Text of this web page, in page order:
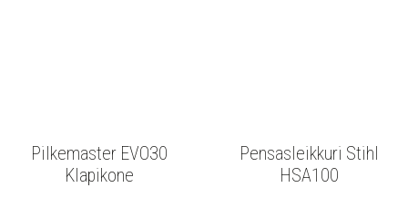
Pilkemaster EVO30
Klapikone
Pensasleikkuri Stihl
HSA100